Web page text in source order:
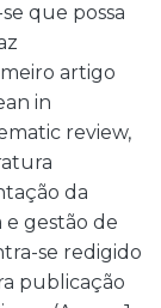
que possa
artigo
in
review,
da
gestão de
se redigido
publicação